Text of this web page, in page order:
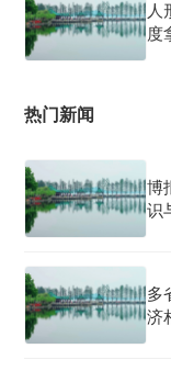
人
度
热门新闻
博
识
多
济